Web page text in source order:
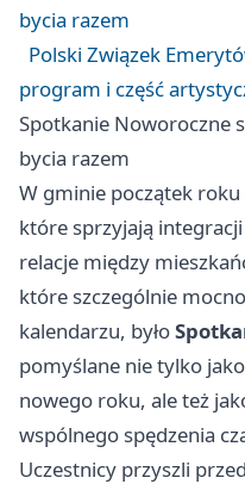
bycia razem
Polski Związek
program i część
Spotkanie Noworoczne
bycia razem
W gminie początek roku
które sprzyjają
relacje między
które szczególnie
kalendarzu, było
pomyślane nie tylko
nowego roku, ale też
wspólnego spędzenia
Uczestnicy przyszli